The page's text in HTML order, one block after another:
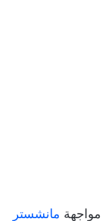
مواجهة مانشستر